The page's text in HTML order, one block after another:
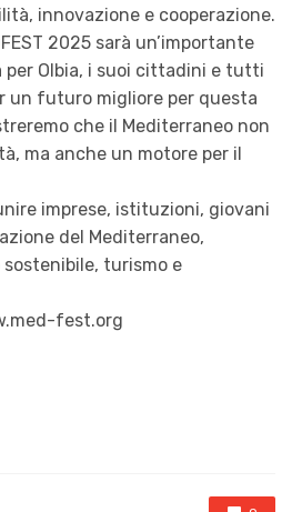
innovazione e cooperazione.
2025 sarà un’importante
Olbia, i suoi cittadini e tutti
un futuro migliore per questa
che il Mediterraneo non
ma anche un motore per il
imprese, istituzioni, giovani
del Mediterraneo,
turismo e
fest.org